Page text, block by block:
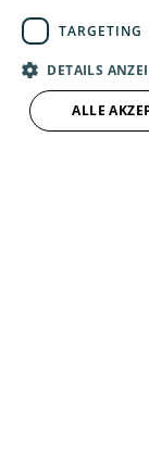
Kontakt
HLS
Friedrich-
TARGETING
DETAILS
ALLE